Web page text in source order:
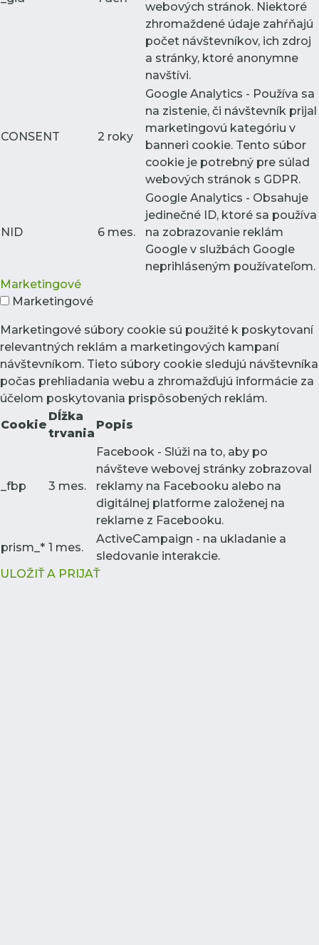
webových stránok. Niektoré
zhromaždené údaje zahŕňajú
počet návštevníkov, ich zdroj
a stránky, ktoré anonymne
navštívi.
CONSENT 2 roky
Google Analytics - Používa sa
na zistenie, či návštevník prijal
marketingovú kategóriu v
banneri cookie. Tento súbor
cookie je potrebný pre súlad
webových stránok s GDPR.
NID 6 mes.
Google Analytics - Obsahuje
jedinečné ID, ktoré sa používa
na zobrazovanie reklám
Google v službách Google
neprihláseným používateľom.
Marketingové
Marketingové
Marketingové súbory cookie sú použité k poskytovaní
relevantných reklám a marketingových kampaní
návštevníkom. Tieto súbory cookie sledujú návštevníka
počas prehliadania webu a zhromažďujú informácie za
účelom poskytovania prispôsobených reklám.
Cookie
Dĺžka
trvania
Popis
_fbp 3 mes.
Facebook - Slúži na to, aby po
návšteve webovej stránky zobrazoval
reklamy na Facebooku alebo na
digitálnej platforme založenej na
reklame z Facebooku.
prism_* 1 mes.
ActiveCampaign - na ukladanie a
sledovanie interakcie.
ULOŽIŤ A PRIJAŤ